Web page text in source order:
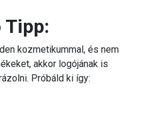
Tipp:
kozmetikummal, és nem
akkor logójának is
Próbáld ki így: